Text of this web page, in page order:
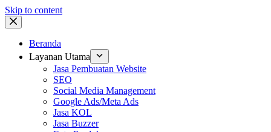
Skip to content
Beranda
Layanan Utama
Jasa Pembuatan Website
SEO
Social Media Management
Google Ads/Meta Ads
Jasa KOL
Jasa Buzzer